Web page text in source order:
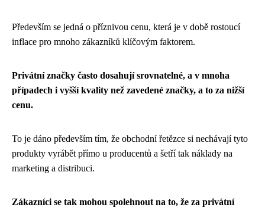
Především se jedná o příznivou cenu, která je v době rostoucí
inflace pro mnoho zákazníků klíčovým faktorem.
Privátní značky často dosahují srovnatelné, a v mnoha
případech i vyšší kvality než zavedené značky, a to za nižší
cenu.
To je dáno především tím, že obchodní řetězce si nechávají tyto
produkty vyrábět přímo u producentů a šetří tak náklady na
marketing a distribuci.
Zákazníci se tak mohou spolehnout na to, že za privátní